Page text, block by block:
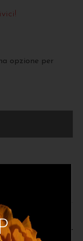
opzione per